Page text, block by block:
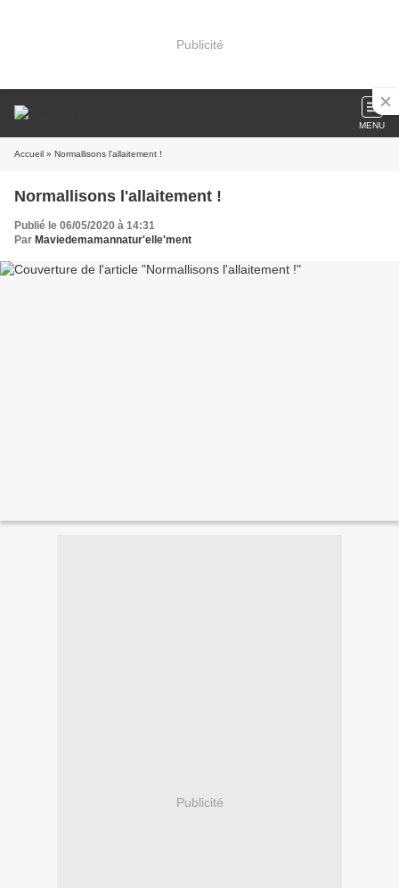
Publicité
MENU
Accueil » Normallisons l'allaitement !
Normallisons l'allaitement !
Publié le 06/05/2020 à 14:31
Par Maviedemamannatur'elle'ment
Publicité